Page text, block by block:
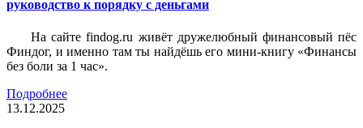
руководство к порядку с деньгами
На сайте findog.ru живёт дружелюбный финансовый пёс
Финдог, и именно там ты найдёшь его мини‑книгу «Финансы
без боли за 1 час».
Подробнее
13.12.2025